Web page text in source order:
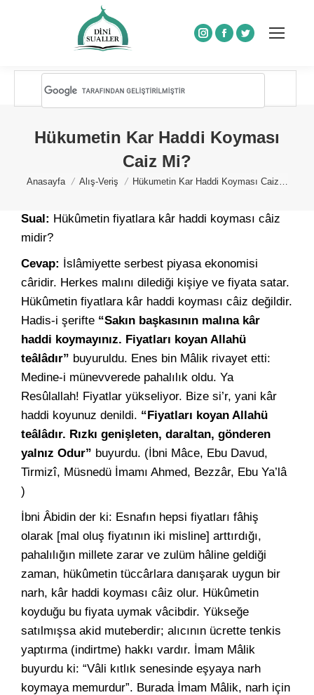
Instagram
Facebook
Twitter
Hükumetin Kar Haddi Koyması
Caiz Mi?
You are here:
Anasayfa Alış-Veriş Hükumetin Kar Haddi Koyması Caiz…
Sual: Hükûmetin fiyatlara kâr haddi koyması câiz
midir?
Cevap: İslâmiyette serbest piyasa ekonomisi
câridir. Herkes malını dilediği kişiye ve fiyata satar.
Hükûmetin fiyatlara kâr haddi koyması câiz değildir.
Hadis-i şerifte “Sakın başkasının malına kâr
haddi koymayınız. Fiyatları koyan Allahü
teâlâdır” buyuruldu. Enes bin Mâlik rivayet etti:
Medine-i münevverede pahalılık oldu. Ya
Resûlallah! Fiyatlar yükseliyor. Bize si’r, yani kâr
haddi koyunuz denildi. “Fiyatları koyan Allahü
teâlâdır. Rızkı genişleten, daraltan, gönderen
yalnız Odur” buyurdu. (İbni Mâce, Ebu Davud,
Tirmizî, Müsnedü İmamı Ahmed, Bezzâr, Ebu Ya’lâ
)
İbni Âbidin der ki: Esnafın hepsi fiyatları fâhiş
olarak [mal oluş fiyatının iki misline] arttırdığı,
pahalılığın millete zarar ve zulüm hâline geldiği
zaman, hükûmetin tüccârlara danışarak uygun bir
narh, kâr haddi koyması câiz olur. Hükûmetin
koyduğu bu fiyata uymak vâcibdir. Yükseğe
satılmışsa akid muteberdir; alıcının ücrette tenkis
yaptırma (indirtme) hakkı vardır. İmam Mâlik
buyurdu ki: “Vâli kıtlık senesinde eşyaya narh
koymaya memurdur”. Burada İmam Mâlik, narh için